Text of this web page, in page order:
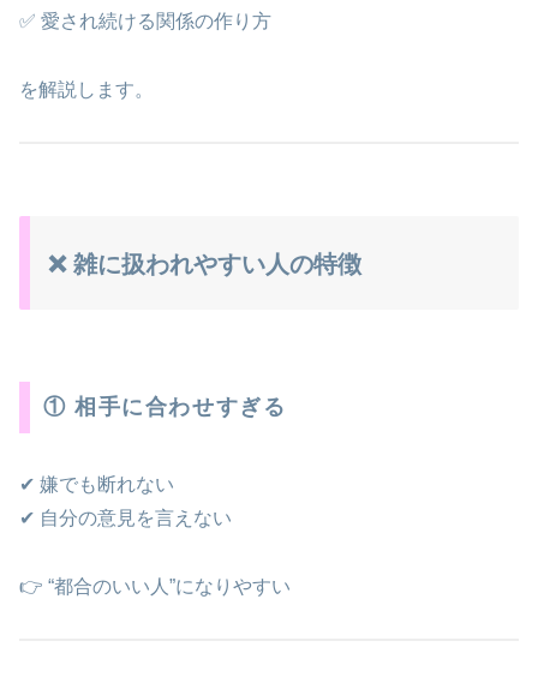
✅ 愛され続ける関係の作り方
を解説します。
❌ 雑に扱われやすい人の特徴
① 相手に合わせすぎる
✔ 嫌でも断れない
✔ 自分の意見を言えない
👉 “都合のいい人”になりやすい